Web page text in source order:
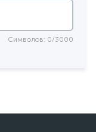
Символов: 0/3000